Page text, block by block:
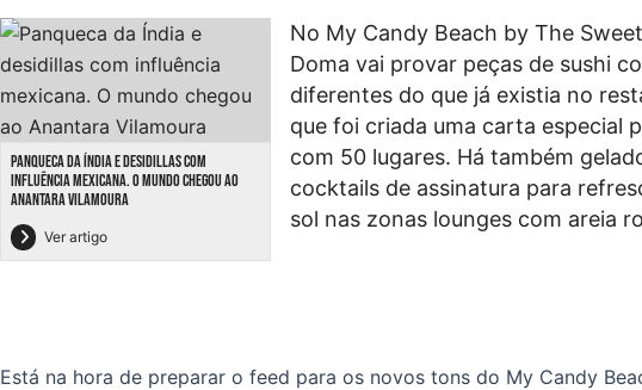
PANQUECA DA ÍNDIA E DESIDILLAS COM
INFLUÊNCIA MEXICANA. O MUNDO CHEGOU AO
ANANTARA VILAMOURA
Ver artigo
No My Candy Beach by The
Doma vai provar peças de sushi
diferentes do que já existia no
que foi criada uma carta especial
com 50 lugares. Há também
cocktails de assinatura para
sol nas zonas lounges com areia
Está na hora de preparar o feed para os novos tons do My Candy